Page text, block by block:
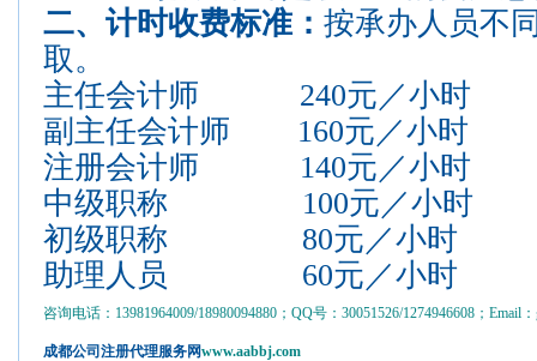
二、计时收费标准： 按承办人员不
取。
主任会计师 240元／小时
副主任会计师 160元／小时
注册会计师 140元／小时
中级职称 100元／小时
初级职称 80元／小时
助理人员
60元／小时
咨询电话：13981964009/18980094880；QQ号：30051526/1274946608；Email
成都公司注册代理服务网www.aabbj.com